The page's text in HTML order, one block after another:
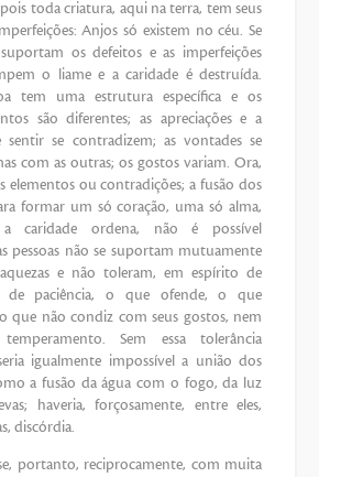
toda criatura, aqui na terra, tem seus
Anjos só existem no céu. Se
os defeitos e as imperfeições
o liame e a caridade é destruída.
tem uma estrutura específica e os
são diferentes; as apreciações e a
sentir se contradizem; as vontades se
com as outras; os gostos variam. Ora,
elementos ou contradições; a fusão dos
formar um só coração, uma só alma,
caridade ordena, não é possível
pessoas não se suportam mutuamente
e não toleram, em espírito de
de paciência, o que ofende, o que
que não condiz com seus gostos, nem
Sem essa tolerância
igualmente impossível a união dos
a fusão da água com o fogo, da luz
haveria, forçosamente, entre eles,
discórdia.
portanto, reciprocamente, com muita